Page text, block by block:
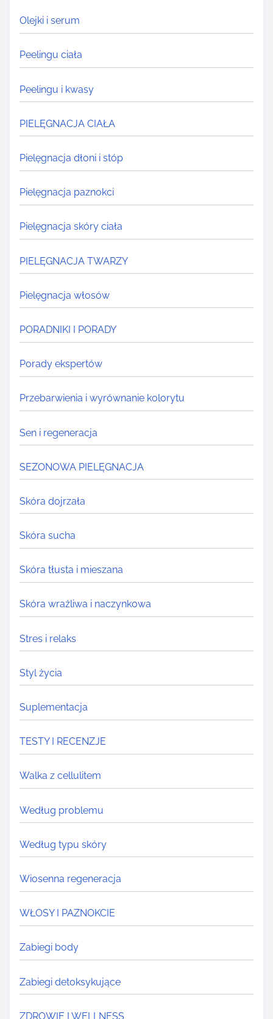
Olejki i serum
Peelingu ciała
Peelingu i kwasy
PIELĘGNACJA CIAŁA
Pielęgnacja dłoni i stóp
Pielęgnacja paznokci
Pielęgnacja skóry ciała
PIELĘGNACJA TWARZY
Pielęgnacja włosów
PORADNIKI I PORADY
Porady ekspertów
Przebarwienia i wyrównanie kolorytu
Sen i regeneracja
SEZONOWA PIELĘGNACJA
Skóra dojrzała
Skóra sucha
Skóra tłusta i mieszana
Skóra wrażliwa i naczynkowa
Stres i relaks
Styl życia
Suplementacja
TESTY I RECENZJE
Walka z cellulitem
Według problemu
Według typu skóry
Wiosenna regeneracja
WŁOSY I PAZNOKCIE
Zabiegi body
Zabiegi detoksykujące
ZDROWIE I WELLNESS